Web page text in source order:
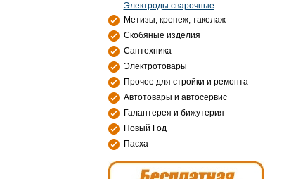
Электроды сварочные
Метизы, крепеж, такелаж
Скобяные изделия
Сантехника
Электротовары
Прочее для стройки и ремонта
Автотовары и автосервис
Галантерея и бижутерия
Новый Год
Пасха